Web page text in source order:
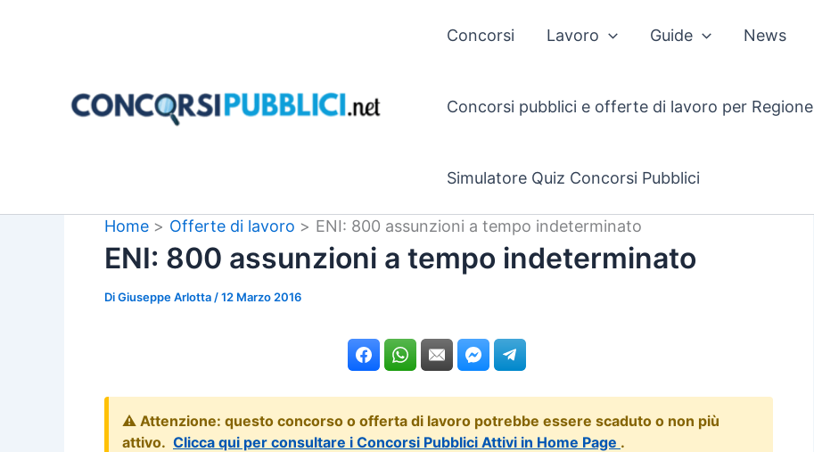
Concorsi Lavoro Guide News
Concorsi pubblici e offerte di lavoro per Regione
Simulatore Quiz Concorsi Pubblici
Home Offerte di lavoro ENI: 800 assunzioni a tempo indeterminato
ENI: 800 assunzioni a tempo indeterminato
DiGiuseppe Arlotta /12 Marzo 2016
⚠️ Attenzione: questo concorso o offerta di lavoro potrebbe essere scaduto o non più
attivo. Clicca qui per consultare i Concorsi Pubblici Attivi in Home Page .